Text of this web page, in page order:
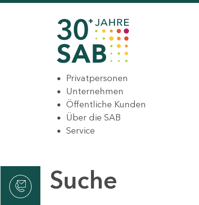
Privatpersonen
Unternehmen
Öffentliche Kunden
Über die SAB
Service
Suche